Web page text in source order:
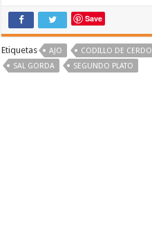
Save
Etiquetas AJO CODILLO DE CERDO
SAL GORDA
SEGUNDO PLATO